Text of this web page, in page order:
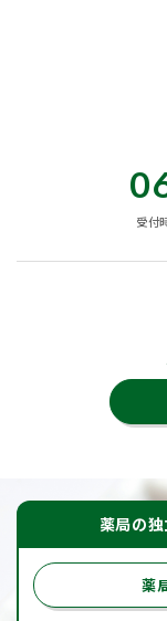
受付
薬局の
薬